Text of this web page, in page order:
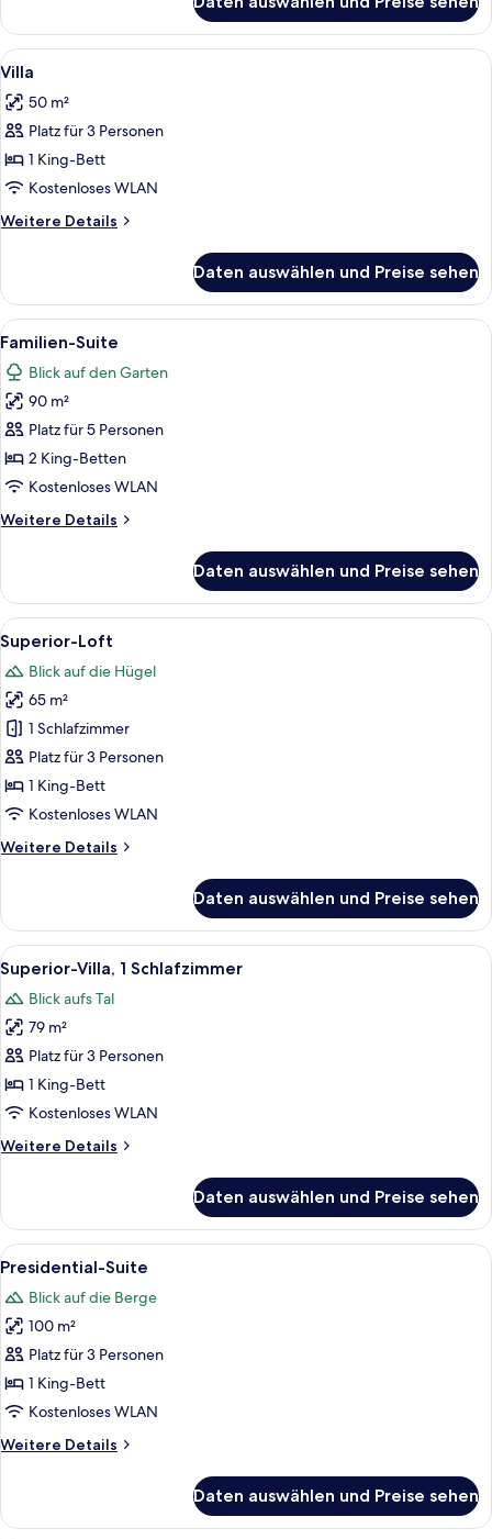
Alle
Fotos
für
Villa
anzeigen
Ein gemütliches Zimmer mit Kamin
9
Villa
50 m²
Platz für 3 Personen
1 King-Bett
Kostenloses WLAN
Weitere Details
Weitere
Daten auswählen und Preise sehen
Alle
Fotos
für
Familien-
Suite
anzeigen
Ein Zimmer mit Holzboden, zwei
6
Familien-Suite
Blick auf den Garten
90 m²
Platz für 5 Personen
2 King-Betten
Kostenloses WLAN
Weitere Details
Weitere
Suite
Daten auswählen und Preise sehen
Alle
Fotos
für
Superior-
Loft
anzeigen
Ein rustikales Zimmer mit einer
8
Superior-Loft
Blick auf die Hügel
65 m²
1 Schlafzimmer
Platz für 3 Personen
1 King-Bett
Kostenloses WLAN
Weitere Details
Weitere
Loft
Daten auswählen und Preise sehen
Alle
Fotos
für
Superior-
Villa,
1
Schlafzimmer
Eine Holzterrasse mit Korbstühlen
7
Superior-Villa, 1 Schlafzimmer
Blick aufs Tal
79 m²
Platz für 3 Personen
1 King-Bett
Kostenloses WLAN
Weitere Details
Weitere
Villa,
Schlafzimmer
Daten auswählen und Preise sehen
Alle
Fotos
für
Presidential-
Suite
anzeigen
Ein rustikales Interieur mit
5
Presidential-Suite
Blick auf die Berge
100 m²
Platz für 3 Personen
1 King-Bett
Kostenloses WLAN
Weitere Details
Weitere
Suite
Daten auswählen und Preise sehen